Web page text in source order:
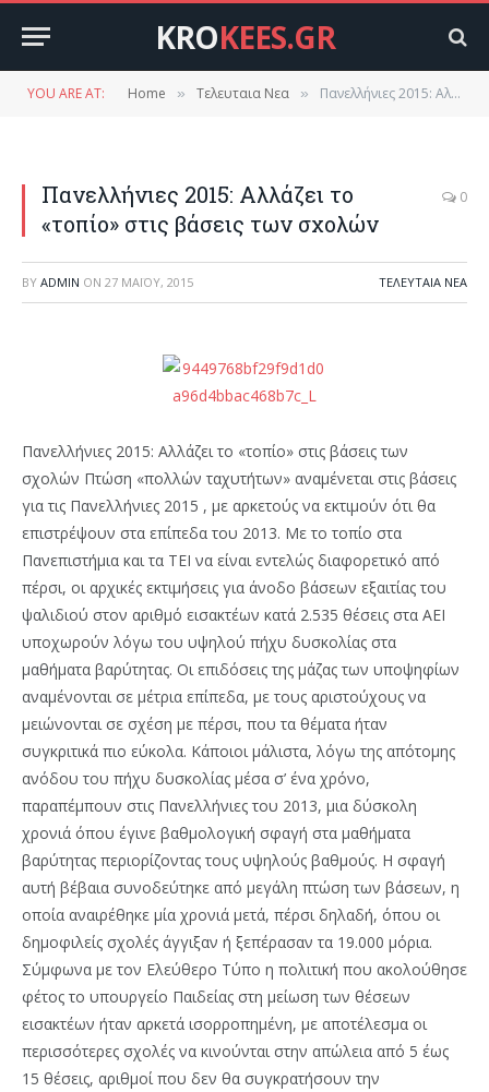
KROKEES.GR
YOU ARE AT: Home » Τελευταια Νεα » Πανελλήνιες 2015: Αλλάζει το «τοπίο» στις βάσεις των σχολών
Πανελλήνιες 2015: Αλλάζει το
«τοπίο» στις βάσεις των σχολών
0
BY ADMIN ON 27 ΜΑΪ́ΟΥ, 2015 ΤΕΛΕΥΤΑΙΑ ΝΕΑ
Πανελλήνιες 2015: Αλλάζει το «τοπίο» στις βάσεις των
σχολών Πτώση «πολλών ταχυτήτων» αναμένεται στις βάσεις
για τις Πανελλήνιες 2015 , με αρκετούς να εκτιμούν ότι θα
επιστρέψουν στα επίπεδα του 2013. Με το τοπίο στα
Πανεπιστήμια και τα ΤΕΙ να είναι εντελώς διαφορετικό από
πέρσι, οι αρχικές εκτιμήσεις για άνοδο βάσεων εξαιτίας του
ψαλιδιού στον αριθμό εισακτέων κατά 2.535 θέσεις στα ΑΕΙ
υποχωρούν λόγω του υψηλού πήχυ δυσκολίας στα
μαθήματα βαρύτητας. Οι επιδόσεις της μάζας των υποψηφίων
αναμένονται σε μέτρια επίπεδα, με τους αριστούχους να
μειώνονται σε σχέση με πέρσι, που τα θέματα ήταν
συγκριτικά πιο εύκολα. Κάποιοι μάλιστα, λόγω της απότομης
ανόδου του πήχυ δυσκολίας μέσα σ’ ένα χρόνο,
παραπέμπουν στις Πανελλήνιες του 2013, μια δύσκολη
χρονιά όπου έγινε βαθμολογική σφαγή στα μαθήματα
βαρύτητας περιορίζοντας τους υψηλούς βαθμούς. Η σφαγή
αυτή βέβαια συνοδεύτηκε από μεγάλη πτώση των βάσεων, η
οποία αναιρέθηκε μία χρονιά μετά, πέρσι δηλαδή, όπου οι
δημοφιλείς σχολές άγγιξαν ή ξεπέρασαν τα 19.000 μόρια.
Σύμφωνα με τον Ελεύθερο Τύπο η πολιτική που ακολούθησε
φέτος το υπουργείο Παιδείας στη μείωση των θέσεων
εισακτέων ήταν αρκετά ισορροπημένη, με αποτέλεσμα οι
περισσότερες σχολές να κινούνται στην απώλεια από 5 έως
15 θέσεις, αριθμοί που δεν θα συγκρατήσουν την